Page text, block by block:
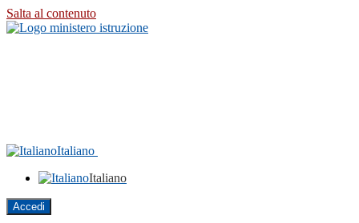
Salta al contenuto
Italiano
Italiano
Accedi